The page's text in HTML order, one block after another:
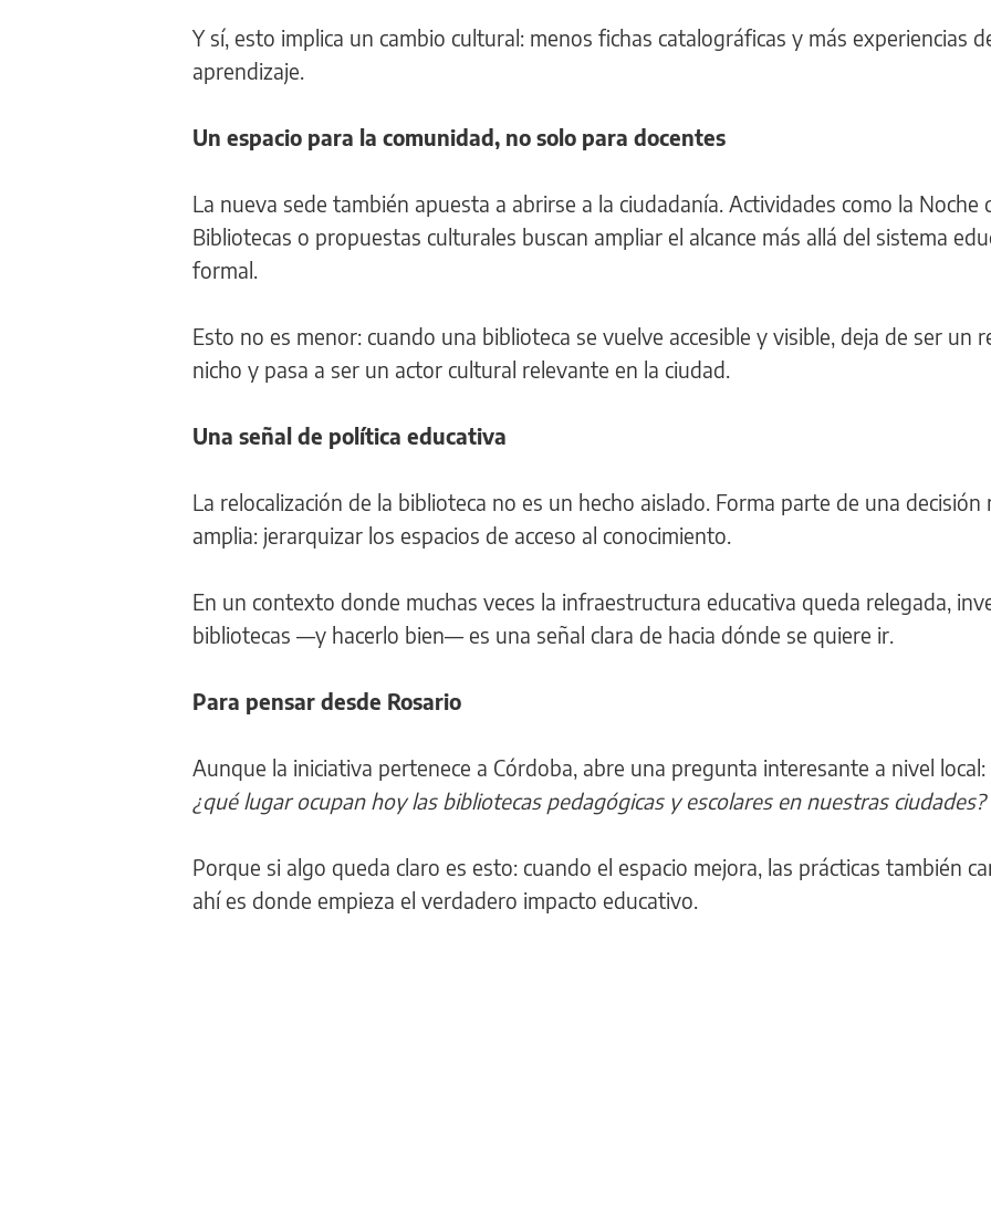
Y sí, esto implica un cambio cultural: menos fichas catalográficas y más experiencias
aprendizaje.
Un espacio para la comunidad, no solo para docentes
La nueva sede también apuesta a abrirse a la ciudadanía. Actividades como la Noche
Bibliotecas o propuestas culturales buscan ampliar el alcance más allá del sistema
formal.
Esto no es menor: cuando una biblioteca se vuelve accesible y visible, deja de ser un
nicho y pasa a ser un actor cultural relevante en la ciudad.
Una señal de política educativa
La relocalización de la biblioteca no es un hecho aislado. Forma parte de una decisión
amplia: jerarquizar los espacios de acceso al conocimiento.
En un contexto donde muchas veces la infraestructura educativa queda relegada,
bibliotecas —y hacerlo bien— es una señal clara de hacia dónde se quiere ir.
Para pensar desde Rosario
Aunque la iniciativa pertenece a Córdoba, abre una pregunta interesante a nivel local:
¿qué lugar ocupan hoy las bibliotecas pedagógicas y escolares en nuestras ciudades?
Porque si algo queda claro es esto: cuando el espacio mejora, las prácticas también
ahí es donde empieza el verdadero impacto educativo.